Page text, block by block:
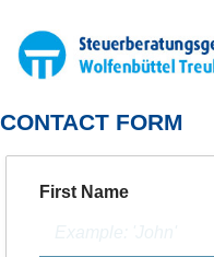
Inhalt
springen
CONTACT FORM
First Name